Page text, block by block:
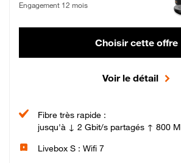
Engagement 12 mois
Choisir cette offre
Voir le détail
Fibre très rapide :
jusqu'à ↓ 2 Gbit/s partagés ↑ 800
Livebox S : Wifi 7